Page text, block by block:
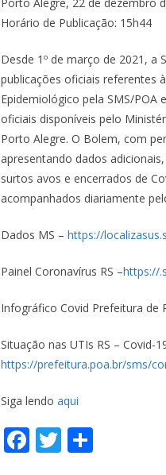
Horário de Publicação: 15h44
Desde 1º de março de 2021, a
publicações oficiais referentes
Epidemiológico pela SMS/
oficiais disponíveis pelo
Porto Alegre. O Bolem, com
apresentando dados
surtos avos e encerrados de
acompanhados diariamente
Dados MS – https://
Painel Coronavírus RS –https://
Infográfico Covid Prefeitura de
Situação nas UTIs RS – Covid-
https://prefeitura.poa.br/sms/
Siga lendo aqui
F T